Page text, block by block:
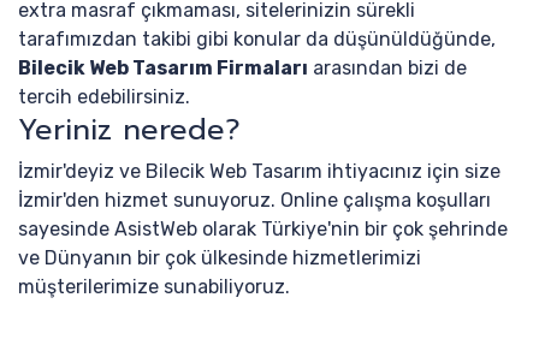
extra masraf çıkmaması, sitelerinizin sürekli
tarafımızdan takibi gibi konular da düşünüldüğünde,
Bilecik Web Tasarım Firmaları arasından bizi de
tercih edebilirsiniz.
Yeriniz nerede?
İzmir'deyiz ve Bilecik Web Tasarım ihtiyacınız için size
İzmir'den hizmet sunuyoruz. Online çalışma koşulları
sayesinde AsistWeb olarak Türkiye'nin bir çok şehrinde
ve Dünyanın bir çok ülkesinde hizmetlerimizi
müşterilerimize sunabiliyoruz.